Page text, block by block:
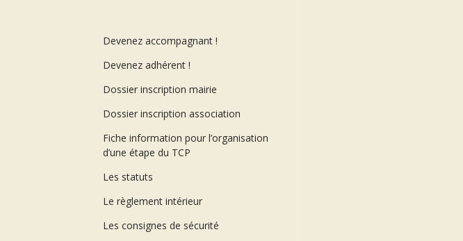
Devenez accompagnant !
Devenez adhérent !
Dossier inscription mairie
Dossier inscription association
Fiche information pour l’organisation
d’une étape du TCP
Les statuts
Le règlement intérieur
Les consignes de sécurité